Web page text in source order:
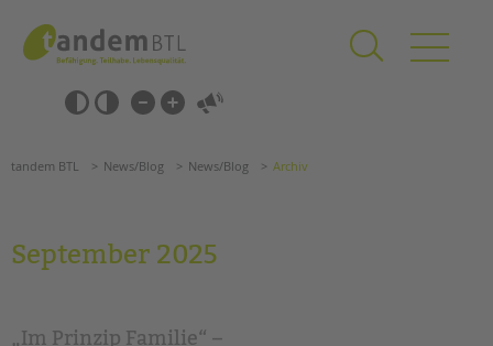
springen
Barrierefrei-
Einstellungen
überspringen
überspringen
Grundschulen
Förderzentren
tandem BTL News/Blog News/Blog Archiv
September 2025
„Im Prinzip Familie“ –